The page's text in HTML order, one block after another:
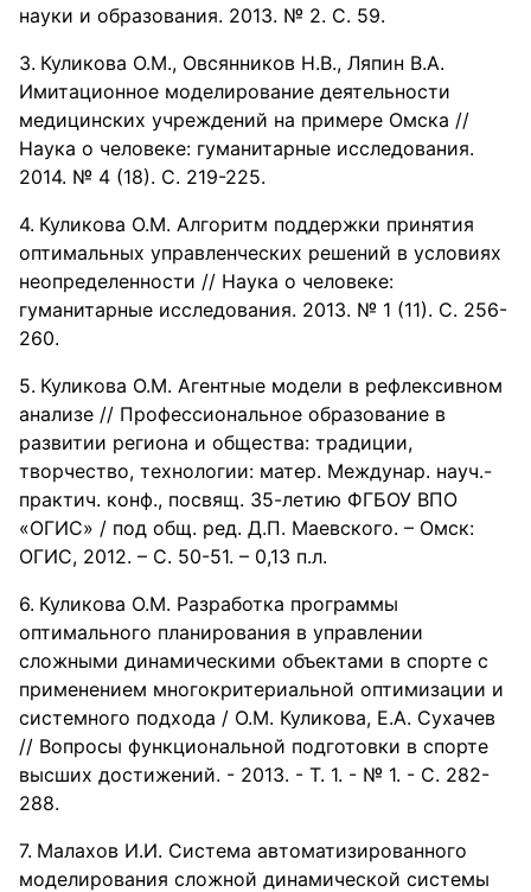
науки и образования. 2013. № 2. С. 59.
Куликова О.М., Овсянников Н.В., Ляпин В.А.
Имитационное моделирование деятельности
медицинских учреждений на примере Омска //
Наука о человеке: гуманитарные исследования.
2014. № 4 (18). С. 219-225.
Куликова О.М. Алгоритм поддержки принятия
оптимальных управленческих решений в условиях
неопределенности // Наука о человеке:
гуманитарные исследования. 2013. № 1 (11). С. 256-
260.
Куликова О.М. Агентные модели в рефлексивном
анализе // Профессиональное образование в
развитии региона и общества: традиции,
творчество, технологии: матер. Междунар. науч.-
практич. конф., посвящ. 35-летию ФГБОУ ВПО
«ОГИС» / под общ. ред. Д.П. Маевского. – Омск:
ОГИС, 2012. – С. 50-51. – 0,13 п.л.
Куликова О.М. Разработка программы
оптимального планирования в управлении
сложными динамическими объектами в спорте с
применением многокритериальной оптимизации и
системного подхода / О.М. Куликова, Е.А. Сухачев
// Вопросы функциональной подготовки в спорте
высших достижений. - 2013. - Т. 1. - № 1. - С. 282-
288.
Малахов И.И. Система автоматизированного
моделирования сложной динамической системы